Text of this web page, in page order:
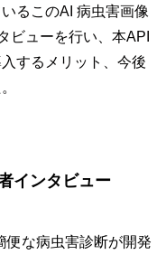
るこのAI 病虫害画像
ビューを行い、本API
するメリット、今後
インタビュー
便な病虫害診断が開発